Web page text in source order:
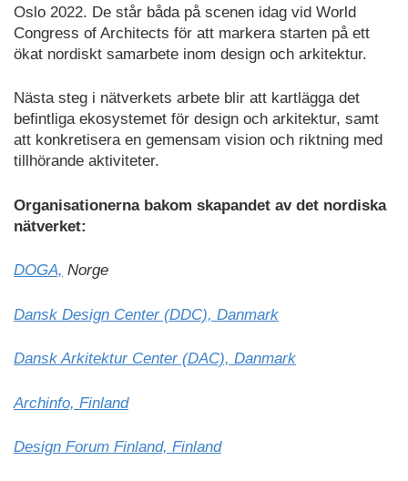
Oslo 2022. De står båda på scenen idag vid World
Congress of Architects för att markera starten på ett
ökat nordiskt samarbete inom design och arkitektur.
Nästa steg i nätverkets arbete blir att kartlägga det
befintliga ekosystemet för design och arkitektur, samt
att konkretisera en gemensam vision och riktning med
tillhörande aktiviteter.
Organisationerna bakom skapandet av det nordiska
nätverket:
DOGA, Norge
Dansk Design Center (DDC), Danmark
Dansk Arkitektur Center (DAC), Danmark
Archinfo, Finland
Design Forum Finland, Finland